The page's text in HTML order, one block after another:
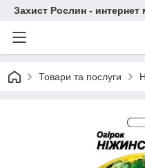
Захист Рослин -
Товари та послуги